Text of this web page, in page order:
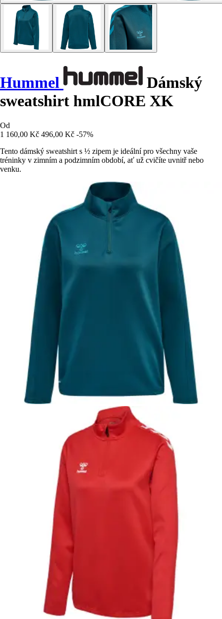
Hummel
Dámský
sweatshirt hmlCORE XK
Od
1 160,00 Kč 496,00 Kč -57%
Tento dámský sweatshirt s ½ zipem je ideální pro všechny vaše
tréninky v zimním a podzimním období, ať už cvičíte uvnitř nebo
venku.